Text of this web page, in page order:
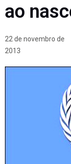
ao
22 de novembro de
2013